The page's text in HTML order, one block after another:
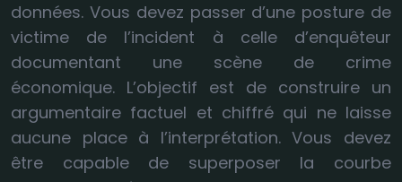
données. Vous devez passer d’une posture de
victime de l’incident à celle d’enquêteur
documentant une scène de crime
économique. L’objectif est de construire un
argumentaire factuel et chiffré qui ne laisse
aucune place à l’interprétation. Vous devez
être capable de superposer la courbe